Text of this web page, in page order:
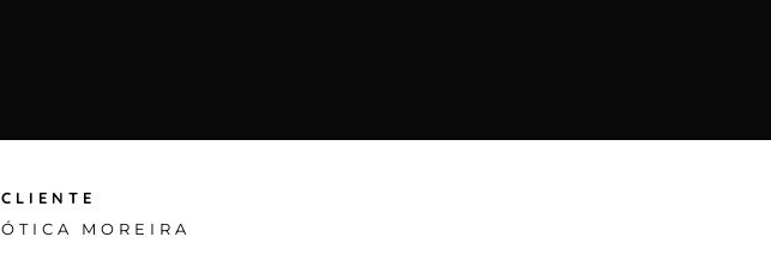
CLIENTE
ÓTICA MOREIRA